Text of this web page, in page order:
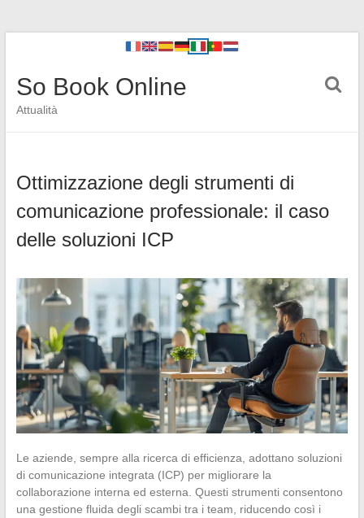
So Book Online
Attualità
Ottimizzazione degli strumenti di
comunicazione professionale: il caso
delle soluzioni ICP
Le aziende, sempre alla ricerca di efficienza, adottano soluzioni
di comunicazione integrata (ICP) per migliorare la
collaborazione interna ed esterna. Questi strumenti consentono
una gestione fluida degli scambi tra i team, riducendo così i